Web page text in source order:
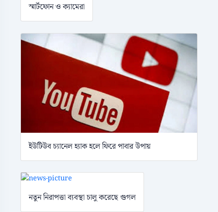
স্মার্টফোন ও ক্যামেরা
ইউটিউব চ্যানেল হ্যাক হলে ফিরে পাবার উপায়
নতুন নিরাপত্তা ব্যবস্থা চালু করেছে গুগল